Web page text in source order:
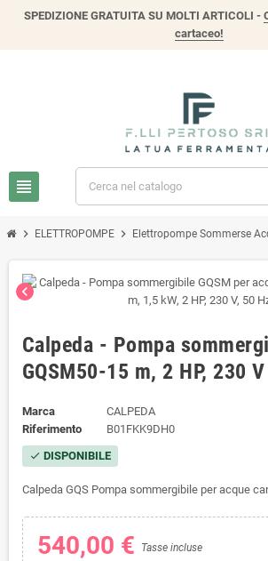
SPEDIZIONE GRATUITA SU MOLTI ARTICOLI -
cartaceo!
view_headline
chevron_right ELETTROPOMPE chevron_right Elettropompe Sommerse
chevron_left
Calpeda - Pompa
GQSM50-15 m, 2 HP, 230
Marca
CALPEDA
Riferimento
B01FKK9DH0
check DISPONIBILE
Calpeda GQS Pompa sommergibile per acque
540,00 € Tasse incluse